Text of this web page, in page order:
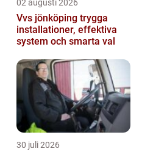
02 augusti 2026
Vvs jönköping trygga
installationer, effektiva
system och smarta val
30 juli 2026